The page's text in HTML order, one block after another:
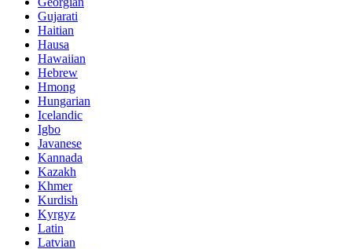
Gujarati
Haitian
Hausa
Hawaiian
Hebrew
Hmong
Hungarian
Icelandic
Igbo
Javanese
Kannada
Kazakh
Khmer
Kurdish
Kyrgyz
Latin
Latvian